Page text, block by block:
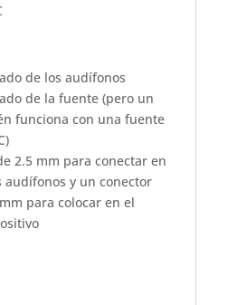
de los audífonos
de la fuente (pero un
funciona con una fuente
2.5 mm para conectar en
audífonos y un conector
para colocar en el